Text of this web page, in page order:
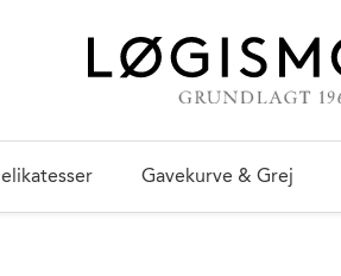
Gavekurve & Grej